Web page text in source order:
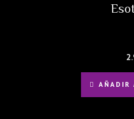
AÑADIR